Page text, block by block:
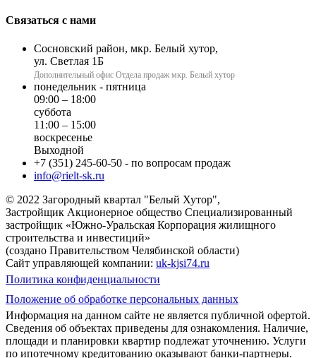
Связаться с нами
Сосновский район, мкр. Белый хутор,
ул. Светлая 1Б
Дополнительный офис Отдела продаж мкр. Белый хутор
понедельник - пятница
09:00 – 18:00
суббота
11:00 – 15:00
воскресенье
Выходной
+7 (351) 245-60-50 - по вопросам продаж
info@rielt-sk.ru
© 2022 Загородный квартал "Белый Хутор",
Застройщик Акционерное общество Специализированный
застройщик «Южно-Уральская Корпорация жилищного
строительства и инвестиций»
(создано Правительством Челябинской области)
Сайт управляющей компании: uk-kjsi74.ru
Политика конфиденциальности
Положение об обработке персональных данных
Информация на данном сайте не является публичной офертой.
Сведения об объектах приведены для ознакомления. Наличие,
площади и планировки квартир подлежат уточнению. Услуги
по ипотечному кредитованию оказывают банки-партнеры.